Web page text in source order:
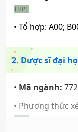
THPT
• Tổ hợp: A00;
2. Dược sĩ đại
• Mã ngành:
• Phương thức
THPT